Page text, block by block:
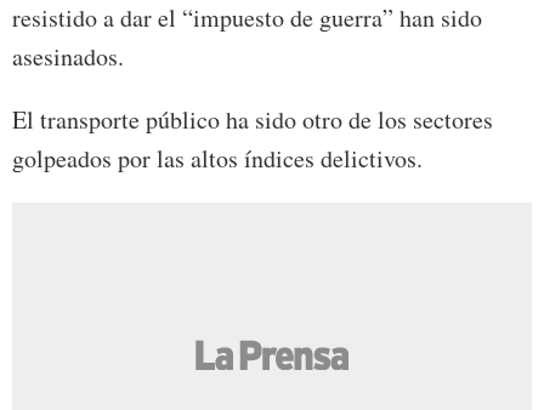
resistido a dar el “impuesto de guerra” han sido
asesinados.
El transporte público ha sido otro de los sectores
golpeados por las altos índices delictivos.